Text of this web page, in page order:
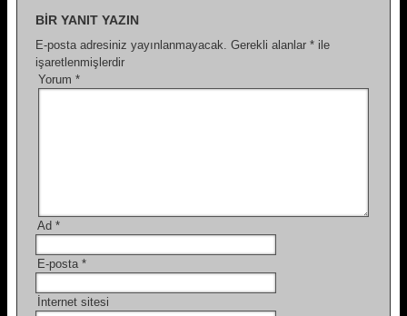
BIR YANIT YAZIN
E-posta adresiniz yayınlanmayacak. Gerekli alanlar * ile
işaretlenmişlerdir
Yorum *
Ad *
E-posta *
İnternet sitesi